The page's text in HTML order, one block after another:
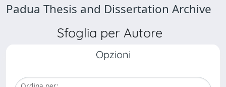
Padua Thesis and Dissertation Archive
Sfoglia per Autore
Opzioni